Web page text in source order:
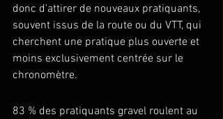
donc d'attirer de nouveaux pratiquants,
souvent issus de la route ou du VTT, qui
cherchent une pratique plus ouverte et
moins exclusivement centrée sur le
chronomètre.
83 % des pratiquants gravel roulent au